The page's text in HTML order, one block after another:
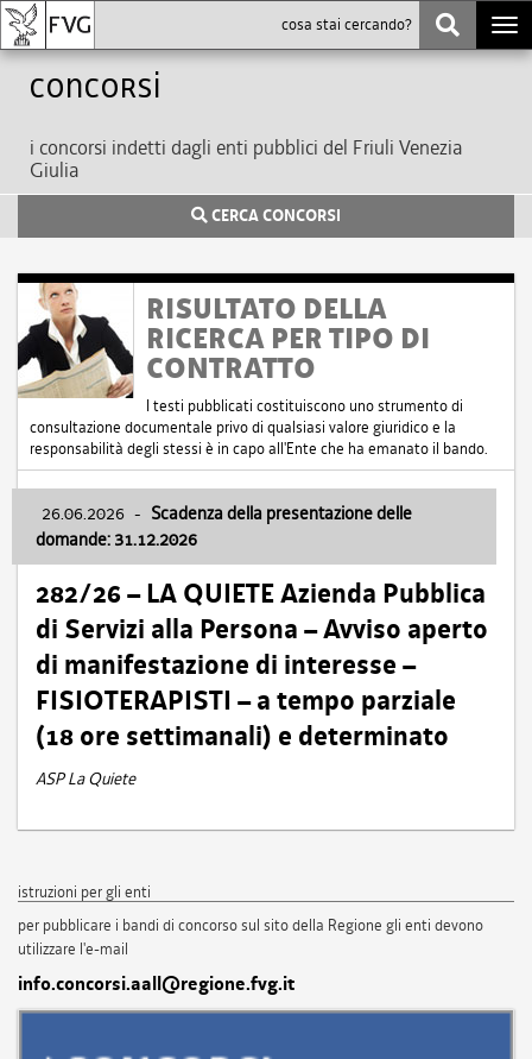
Concorsi
i concorsi indetti dagli enti pubblici del Friuli Venezia
Giulia
CERCA CONCORSI
RISULTATO DELLA
RICERCA PER TIPO DI
CONTRATTO
I testi pubblicati costituiscono uno strumento di
consultazione documentale privo di qualsiasi valore giuridico e la
responsabilità degli stessi è in capo all'Ente che ha emanato il bando.
26.06.2026 - Scadenza della presentazione delle
domande: 31.12.2026
282/26 – LA QUIETE Azienda Pubblica
di Servizi alla Persona – Avviso aperto
di manifestazione di interesse –
FISIOTERAPISTI – a tempo parziale
(18 ore settimanali) e determinato
ASP La Quiete
istruzioni per gli enti
per pubblicare i bandi di concorso sul sito della Regione gli enti devono
utilizzare l'e-mail
info.concorsi.aall@regione.fvg.it